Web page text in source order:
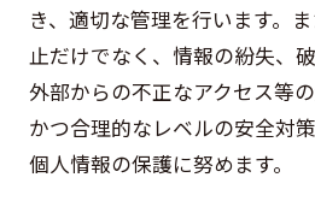
き、適切な管理を行います。
止だけでなく、情報の紛失、
外部からの不正なアクセス等
かつ合理的なレベルの安全対
個人情報の保護に努めます。